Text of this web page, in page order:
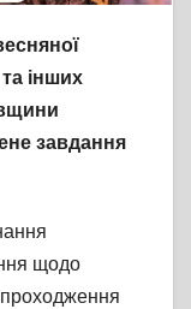
інших
завдання
щодо
проходження